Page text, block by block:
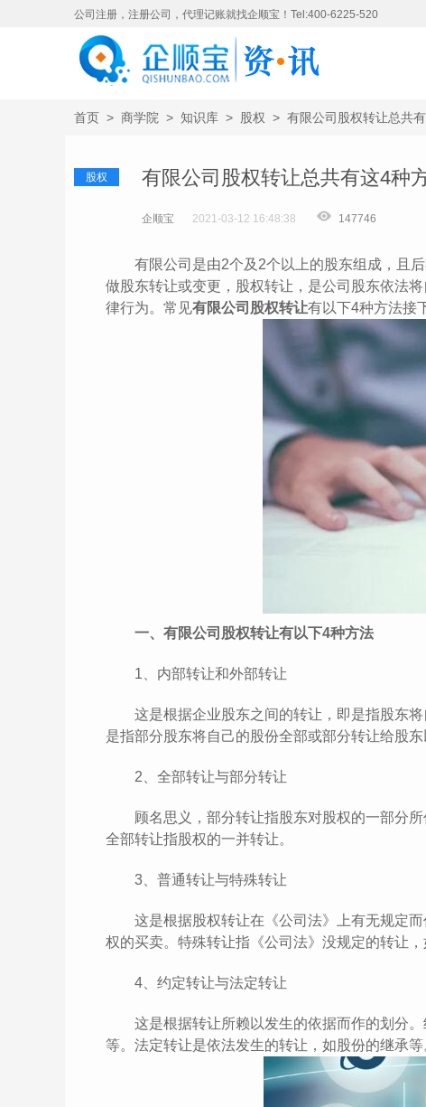
公司注册，注册公司，代理记账就找企顺宝！Tel:400-6225-520
首页 > 商学院 > 知识库 > 股权 > 有限公司股权转让总共
股权 有限公司股权转让总共有这4种
企顺宝 2021-03-12 16:48:38 147746
有限公司是由2个及2个以上的股东组成，且后
做股东转让或变更，股权转让，是公司股东依法
律行为。常见有限公司股权转让有以下4种方法接
一、有限公司股权转让有以下4种方法
1、内部转让和外部转让
这是根据企业股东之间的转让，即是指股东将
是指部分股东将自己的股份全部或部分转让给股东
2、全部转让与部分转让
顾名思义，部分转让指股东对股权的一部分所
全部转让指股权的一并转让。
3、普通转让与特殊转让
这是根据股权转让在《公司法》上有无规定而
权的买卖。特殊转让指《公司法》没规定的转让
4、约定转让与法定转让
这是根据转让所赖以发生的依据而作的划分。
等。法定转让是依法发生的转让，如股份的继承等